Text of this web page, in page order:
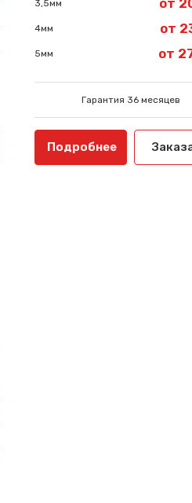
3,5мм от
4мм от
5мм от
Гарантия 36 месяцев
Подробнее